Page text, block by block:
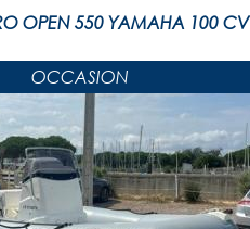
OPEN 550 YAMAHA 100 CV
OCCASION